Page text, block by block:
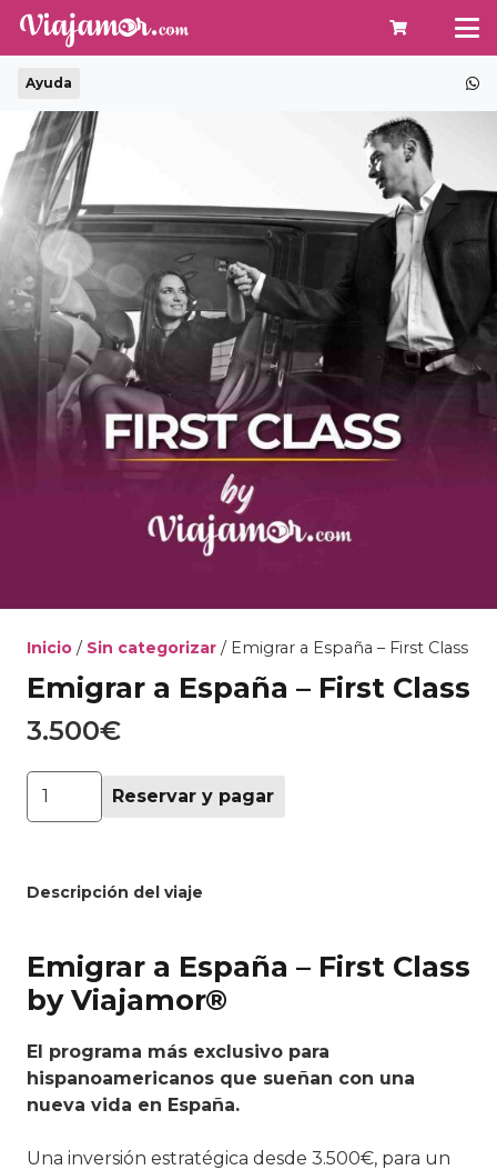
Ayuda
Inicio / Sin categorizar / Emigrar a España – First Class
Emigrar a España – First Class
3.500€
Emigrar
First
Reservar y pagar
Descripción del viaje
Emigrar a España – First Class
by Viajamor®
El programa más exclusivo para
hispanoamericanos que sueñan con una
nueva vida en España.
Una inversión estratégica desde 3.500€, para un